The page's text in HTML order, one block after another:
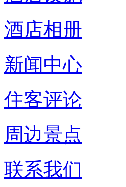
酒店相册
新闻中心
住客评论
周边景点
联系我们